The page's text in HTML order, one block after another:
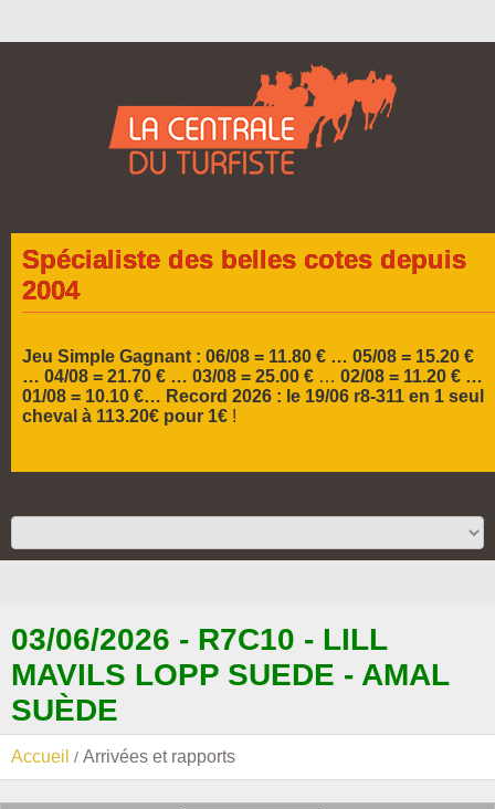
Spécialiste des belles cotes depuis
2004
Jeu Simple Gagnant : 06/08 = 11.80 € … 05/08 = 15.20 €
… 04/08 = 21.70 € … 03/08 = 25.00 € … 02/08 = 11.20 € …
01/08 = 10.10 €… Record 2026 : le 19/06 r8-311 en 1 seul
cheval à 113.20€ pour 1€ !
03/06/2026 - R7C10 - LILL
MAVILS LOPP SUEDE - AMAL
SUÈDE
Accueil Arrivées et rapports